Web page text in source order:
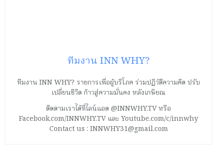
ทีมงาน INN WHY?
ทีมงาน INN WHY? รายการเพื่อผู้บริโภค ร่วมปฏิวัติความคิด ปรับ
เปลี่ยนชีวิต ก้าวสู่ความมั่นคง หลังเกษียณ
ติดตามเราได้ที่ไลน์แอด @INNWHY.TV หรือ
Facebook.com/INNWHY.TV และ Youtube.com/c/innwhy
Contact us : INNWHY31@gmail.com